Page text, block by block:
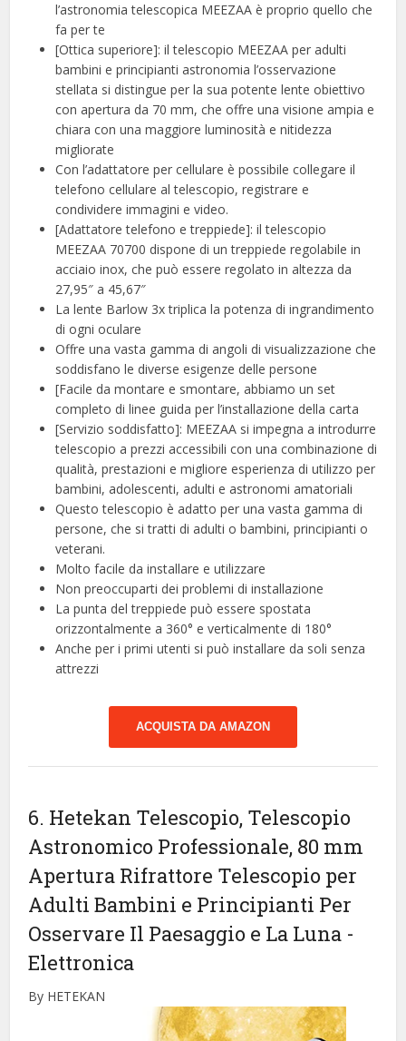
l’astronomia telescopica MEEZAA è proprio quello che
fa per te
[Ottica superiore]: il telescopio MEEZAA per adulti
bambini e principianti astronomia l’osservazione
stellata si distingue per la sua potente lente obiettivo
con apertura da 70 mm, che offre una visione ampia e
chiara con una maggiore luminosità e nitidezza
migliorate
Con l’adattatore per cellulare è possibile collegare il
telefono cellulare al telescopio, registrare e
condividere immagini e video.
[Adattatore telefono e treppiede]: il telescopio
MEEZAA 70700 dispone di un treppiede regolabile in
acciaio inox, che può essere regolato in altezza da
27,95″ a 45,67″
La lente Barlow 3x triplica la potenza di ingrandimento
di ogni oculare
Offre una vasta gamma di angoli di visualizzazione che
soddisfano le diverse esigenze delle persone
[Facile da montare e smontare, abbiamo un set
completo di linee guida per l’installazione della carta
[Servizio soddisfatto]: MEEZAA si impegna a introdurre
telescopio a prezzi accessibili con una combinazione di
qualità, prestazioni e migliore esperienza di utilizzo per
bambini, adolescenti, adulti e astronomi amatoriali
Questo telescopio è adatto per una vasta gamma di
persone, che si tratti di adulti o bambini, principianti o
veterani.
Molto facile da installare e utilizzare
Non preoccuparti dei problemi di installazione
La punta del treppiede può essere spostata
orizzontalmente a 360° e verticalmente di 180°
Anche per i primi utenti si può installare da soli senza
attrezzi
ACQUISTA DA AMAZON
6. Hetekan Telescopio, Telescopio
Astronomico Professionale, 80 mm
Apertura Rifrattore Telescopio per
Adulti Bambini e Principianti Per
Osservare Il Paesaggio e La Luna -
Elettronica
By HETEKAN